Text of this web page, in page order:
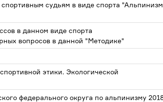
судьям в виде спорта
в данном виде спорта
вопросов в данной "Методике"
этики. Экологической
федерального округа по альпинизму